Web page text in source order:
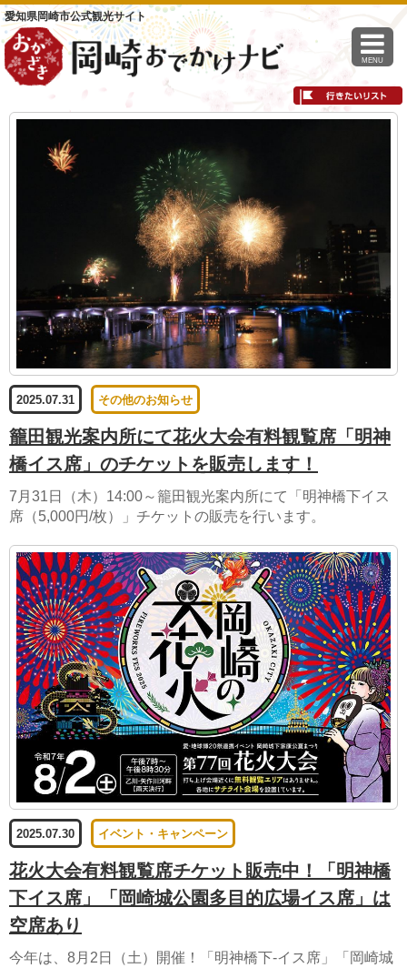
愛知県岡崎市公式観光サイト
MENU
2025.07.31 その他のお知らせ
籠田観光案内所にて花火大会有料観覧席「明神
橋イス席」のチケットを販売します！
7月31日（木）14:00～籠田観光案内所にて「明神橋下イス
席（5,000円/枚）」チケットの販売を行います。
2025.07.30 イベント・キャンペーン
花火大会有料観覧席チケット販売中！「明神橋
下イス席」「岡崎城公園多目的広場イス席」は
空席あり
今年は、8月2日（土）開催！「明神橋下-イス席」「岡崎城